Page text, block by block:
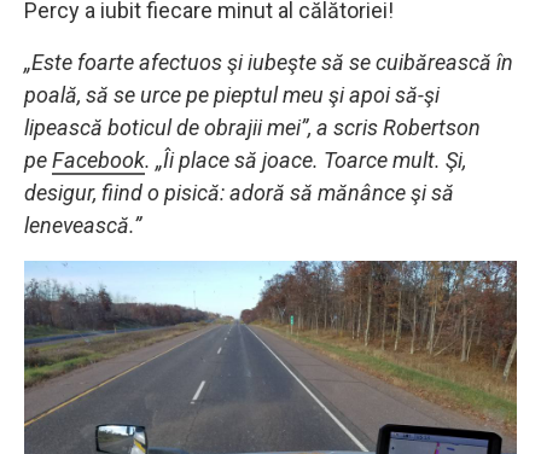
Percy a iubit fiecare minut al călătoriei!
„Este foarte afectuos şi iubeşte să se cuibărească în
poală, să se urce pe pieptul meu şi apoi să-şi
lipească boticul de obrajii mei”, a scris Robertson
peFacebook. „Îi place să joace. Toarce mult. Şi,
desigur, fiind o pisică: adoră să mănânce şi să
lenevească.”